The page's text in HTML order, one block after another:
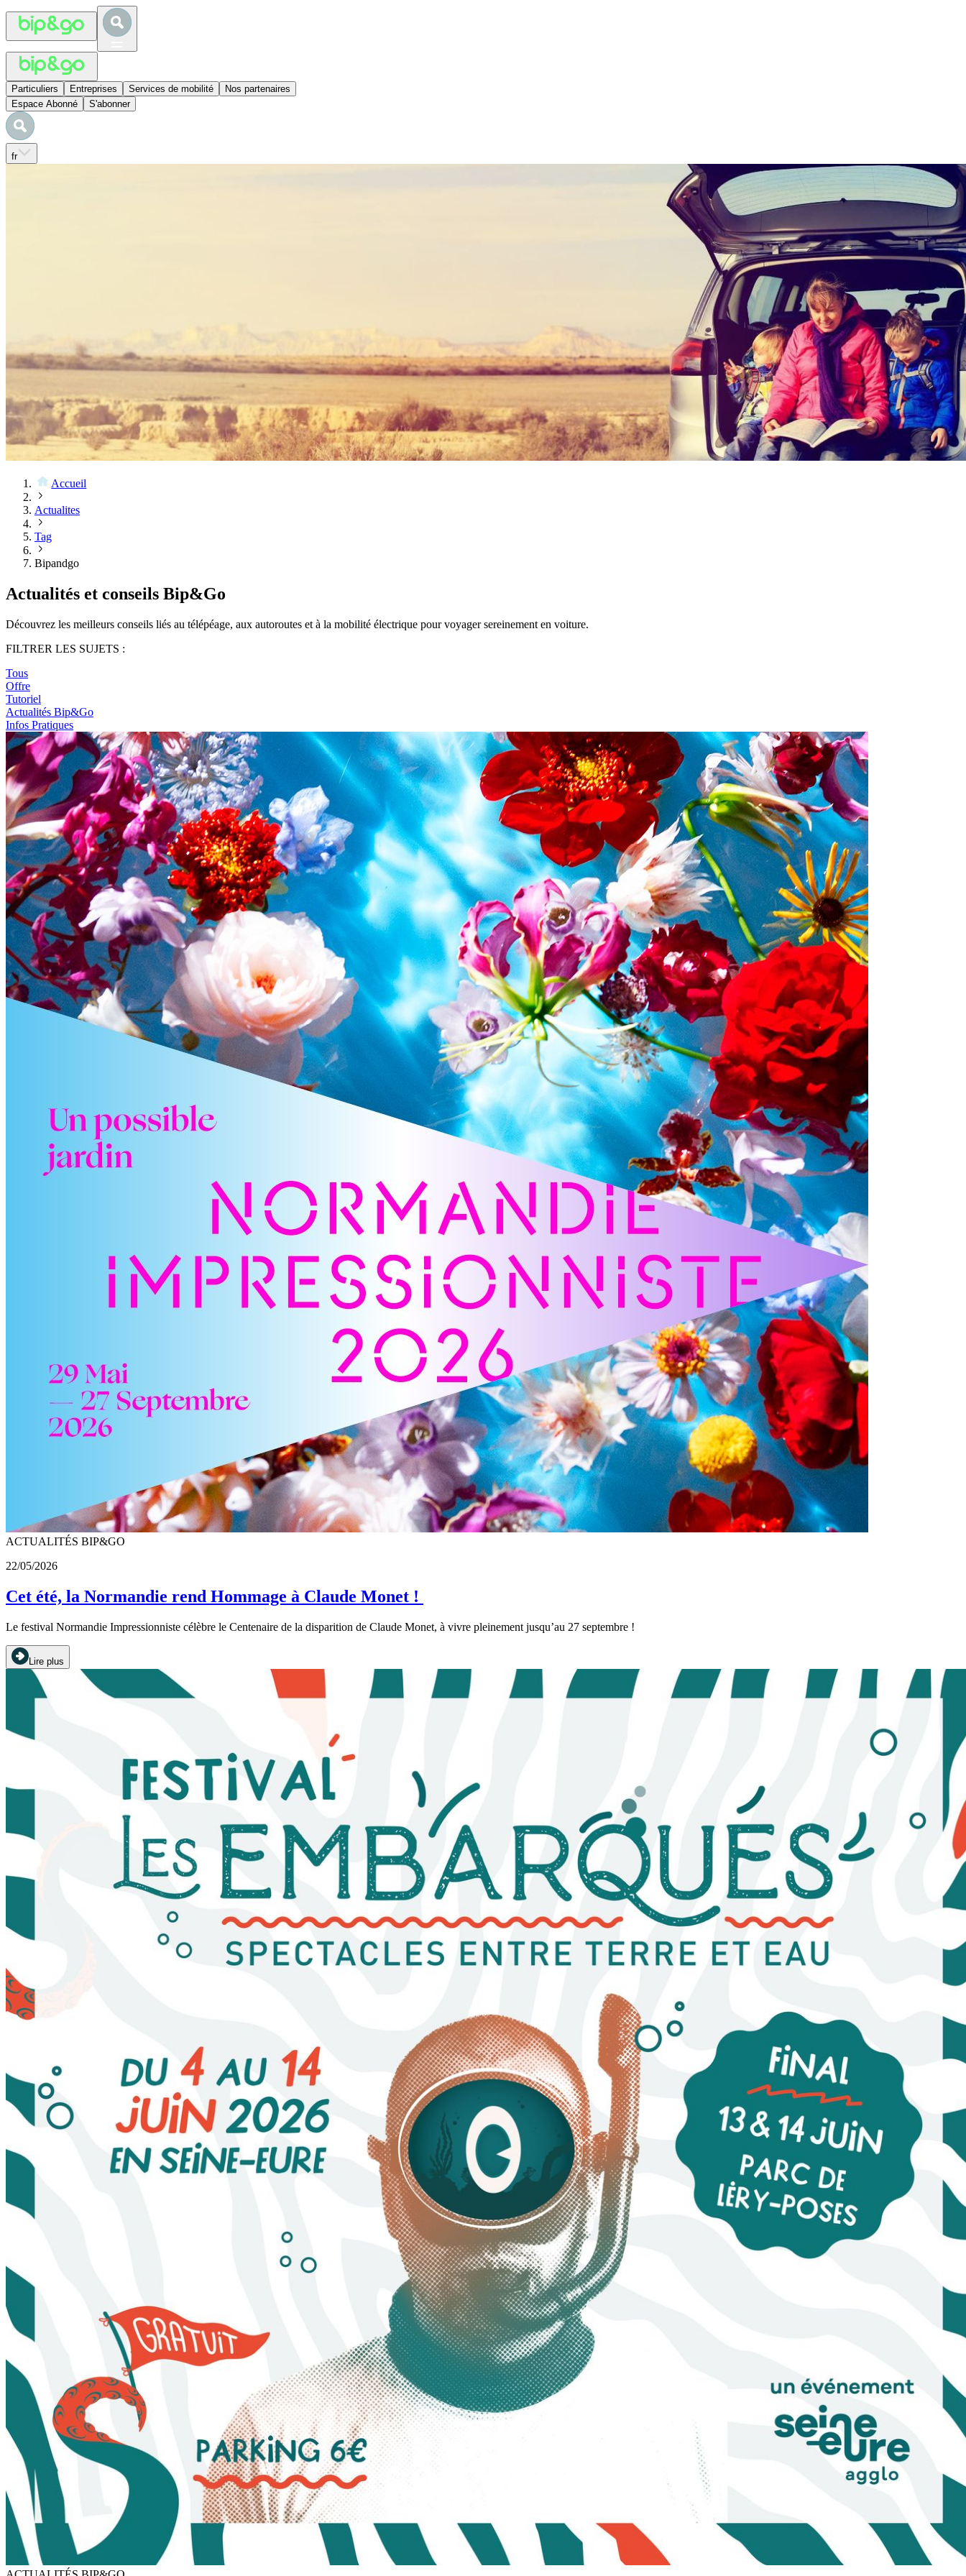
Particuliers Entreprises Services de mobilité
Nos partenaires
Espace Abonné
S'abonner
fr
Accueil
Actualites
Tag
Bipandgo
Actualités et conseils Bip&Go
Découvrez les meilleurs conseils liés au télépéage, aux autoroutes et à la mobilité électrique pour voyager sereinement en voiture.
FILTRER LES SUJETS :
Tous
Offre
Tutoriel
Actualités Bip&Go
Infos Pratiques
ACTUALITÉS BIP&GO
22/05/2026
Cet été, la Normandie rend Hommage à Claude Monet !
Le festival Normandie Impressionniste célèbre le Centenaire de la disparition de Claude Monet, à vivre pleinement jusqu’au 27 septembre !
Lire plus